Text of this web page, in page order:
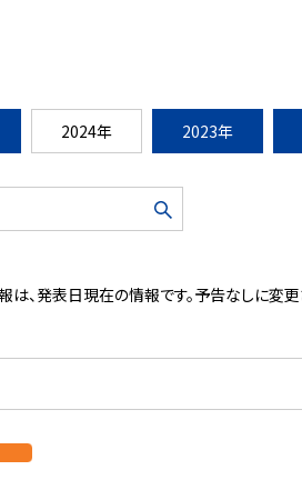
2024年 2023年
、発表日現在の情報です。予告なしに変更